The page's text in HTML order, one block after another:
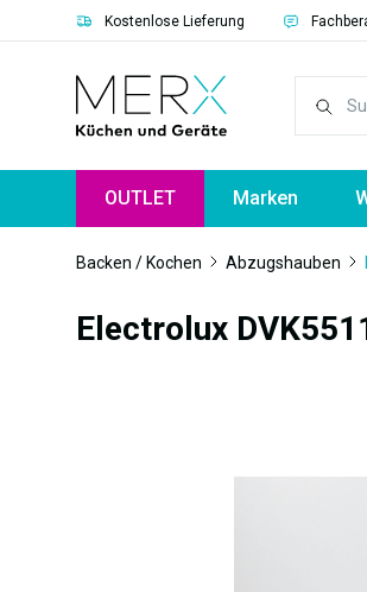
Zur Hauptnavigation springen
Kostenlose Lieferung
OUTLET Marken
Backen / Kochen Abzugshauben
Electrolux